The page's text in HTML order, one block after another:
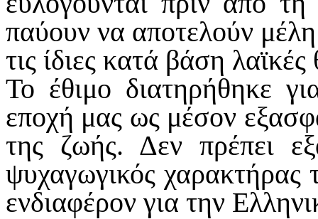
παύουν να αποτελούν μέλη
τις ίδιες κατά βάση
Το έθιμο διατηρήθηκε
εποχή μας ως μέσον
της ζωής. Δεν πρέπει
ψυχαγωγικός χαρακτήρας
ενδιαφέρον για την